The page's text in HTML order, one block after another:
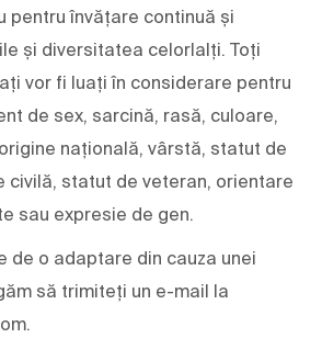
pentru învățare continuă și
și diversitatea celorlalți. Toți
vor fi luați în considerare pentru
de sex, sarcină, rasă, culoare,
națională, vârstă, statut de
civilă, statut de veteran, orientare
sau expresie de gen.
de o adaptare din cauza unei
să trimiteți un e-mail la